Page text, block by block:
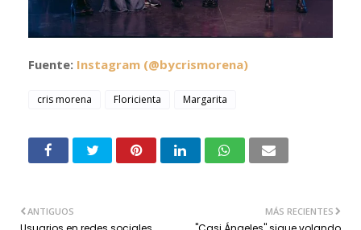
Fuente: Instagram (@bycrismorena)
cris morena Floricienta Margarita
MÁS RECIENTES
ANTIGUOS